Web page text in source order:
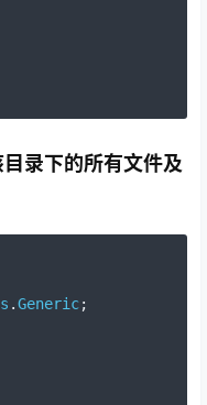
录下的所有文件及
.Generic;